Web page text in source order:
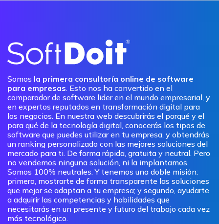
Somos la primera consultoría online de software
para empresas. Esto nos ha convertido en el
comparador de software lider en el mundo empresarial, y
en expertos reputados en transformación digital para
los negocios. En nuestra web descubrirás el porqué y el
para qué de la tecnología digital, conocerás los tipos de
software que puedes utilizar en tu empresa, y obtendrás
un ranking personalizado con las mejores soluciones del
mercado para ti. De forma rápida, gratuita y neutral. Pero
no vendemos ninguna solución, ni la implantamos.
Somos 100% neutrales. Y tenemos una doble misión:
primero, mostrarte de forma transparente las soluciones
que mejor se adaptan a tu empresa; y segundo, ayudarte
a adquirir las competencias y habilidades que
necesitarás en un presente y futuro del trabajo cada vez
más tecnológico.